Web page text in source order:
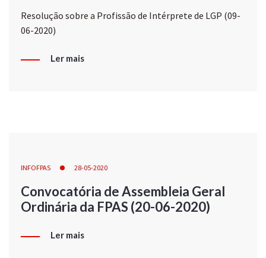
Resolução sobre a Profissão de Intérprete de LGP (09-
06-2020)
Ler mais
INFOFPAS 28-05-2020
Convocatória de Assembleia Geral
Ordinária da FPAS (20-06-2020)
Ler mais